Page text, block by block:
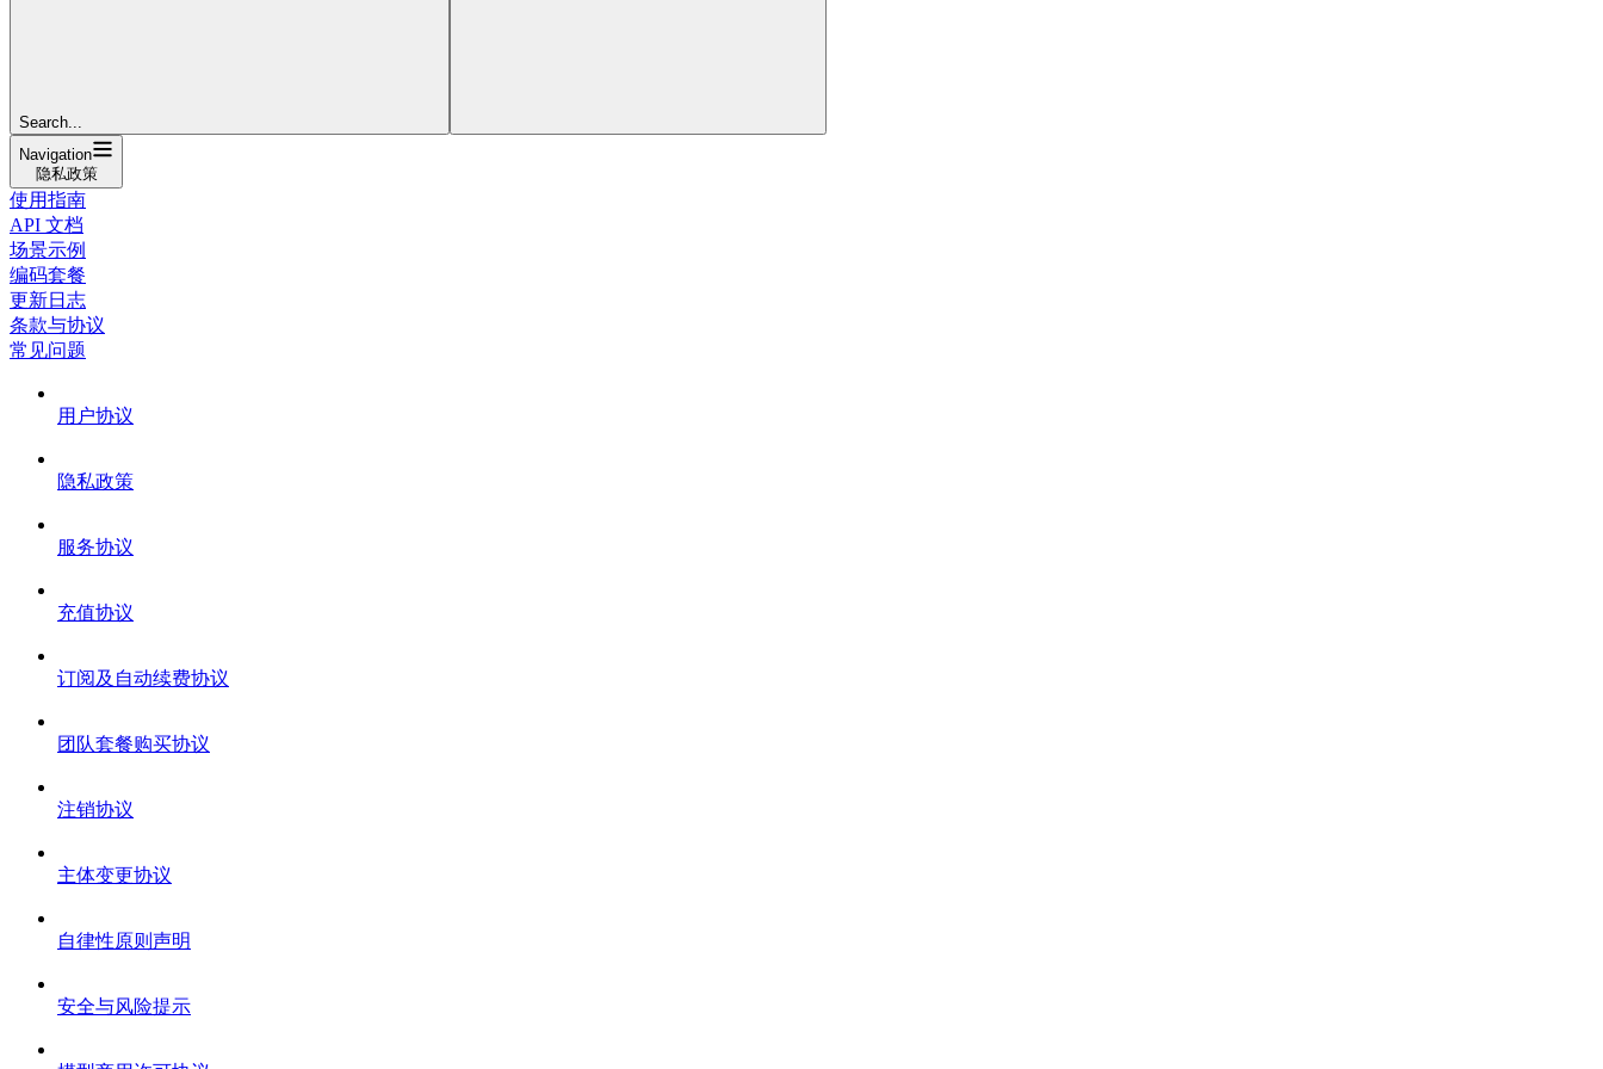
Search...
Navigation
隐私政策
使用指南
API 文档
场景示例
编码套餐
更新日志
条款与协议
常见问题
用户协议
隐私政策
服务协议
充值协议
订阅及自动续费协议
团队套餐购买协议
注销协议
主体变更协议
自律性原则声明
安全与风险提示